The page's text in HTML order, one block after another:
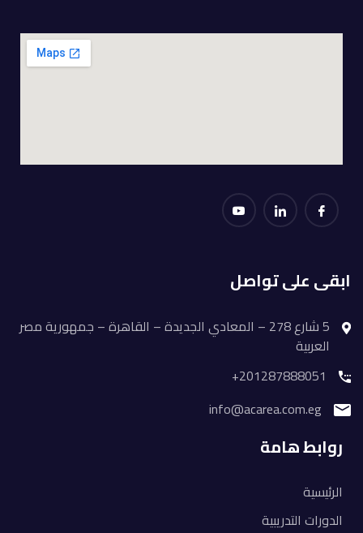
ابقى على تواصل
5 شارع 278 – المعادي الجديدة – القاهرة – جمهورية مصر
العربية
201287888051+
info@acarea.com.eg
روابط هامة
الرئيسية
الدورات التدريبية